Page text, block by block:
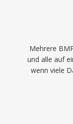
Mehrere
und alle auf
wenn viele